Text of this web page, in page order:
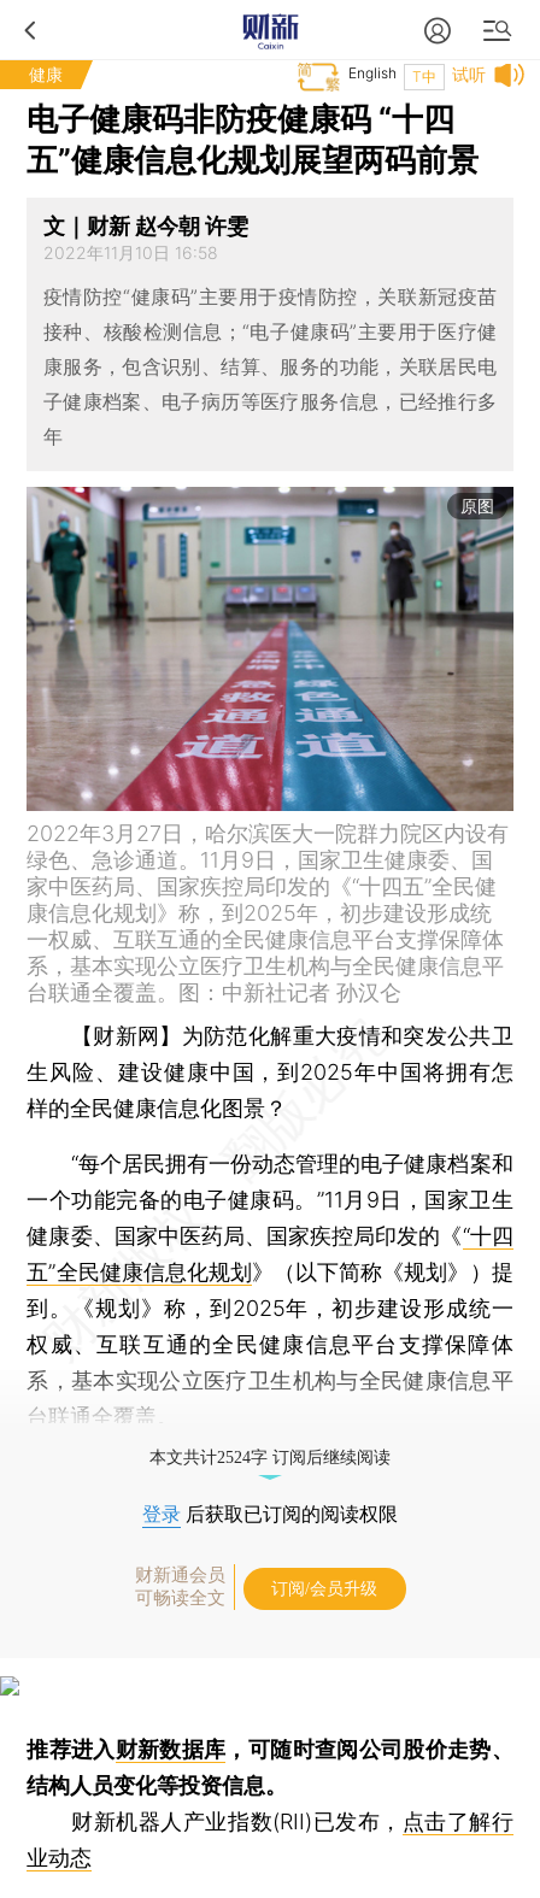
健康 试听
T中
English
电子健康码非防疫健康码 “十四
五”健康信息化规划展望两码前景
文｜财新 赵今朝 许雯
2022年11月10日 16:58
疫情防控“健康码”主要用于疫情防控，关联新冠疫苗
接种、核酸检测信息；“电子健康码”主要用于医疗健
康服务，包含识别、结算、服务的功能，关联居民电
子健康档案、电子病历等医疗服务信息，已经推行多
年
原图
2022年3月27日，哈尔滨医大一院群力院区内设有
绿色、急诊通道。11月9日，国家卫生健康委、国
家中医药局、国家疾控局印发的《“十四五”全民健
康信息化规划》称，到2025年，初步建设形成统
一权威、互联互通的全民健康信息平台支撑保障体
系，基本实现公立医疗卫生机构与全民健康信息平
台联通全覆盖。图：中新社记者 孙汉仑
【财新网】 为防范化解重大疫情和突发公共卫
生风险、建设健康中国，到2025年中国将拥有怎
样的全民健康信息化图景？
“每个居民拥有一份动态管理的电子健康档案和
一个功能完备的电子健康码。”11月9日，国家卫生
健康委、国家中医药局、国家疾控局印发的《“十四
五”全民健康信息化规划》（以下简称《规划》）提
到。《规划》称，到2025年，初步建设形成统一
权威、互联互通的全民健康信息平台支撑保障体
系，基本实现公立医疗卫生机构与全民健康信息平
台联通全覆盖。
本文共计2524字 订阅后继续阅读
登录 后获取已订阅的阅读权限
财新通会员
可畅读全文
订阅/会员升级
推荐进入财新数据库 ，可随时查阅公司股价走势、
结构人员变化等投资信息。
财新机器人产业指数(RII)已发布， 点击了解行
业动态